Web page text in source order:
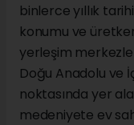
binlerce yıllık
konumu ve
yerleşim
Doğu Anadolu ve
noktasında yer
medeniyete ev